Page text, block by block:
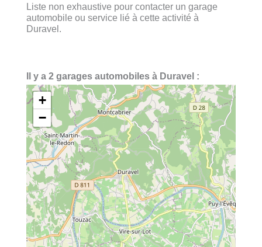
Liste non exhaustive pour contacter un garage
automobile ou service lié à cette activité à
Duravel.
Il y a 2 garages automobiles à Duravel :
+
−